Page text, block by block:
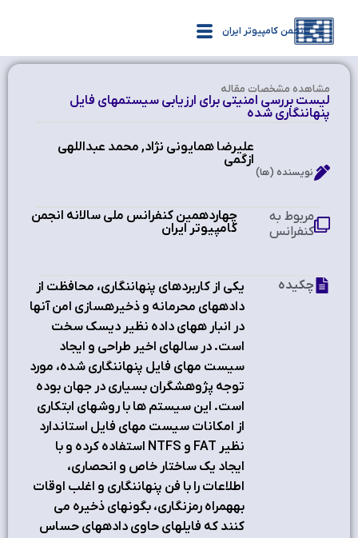
انجمن کامپیوتر ایران
مشاهده‌ مشخصات مقاله
ليست بررسي امنيتي براي ارزيابي سيستمهاي فايل
پنهاننگاري شده
عليرضا همايوني نژاد, محمد عبداللهي
ازگمي
نویسنده (ها)
چهاردهمین کنفرانس ملی سالانه انجمن
کامپیوتر ایران
مربوط به
کنفرانس
يکي از کاربردهاي پنهاننگاري، محافظت از
دادههاي محرمانه و ذخيرهسازي امن آنها
در انبار ههاي داده نظير ديسک سخت
است. در سالهاي اخير طراحي و ايجاد
سيست مهاي فايل پنهاننگاري شده، مورد
توجه پژوهشگران بسياري در جهان بوده
است. اين سيستم ها با روشهاي ابتکاري
از امکانات سيست مهاي فايل استاندارد
نظير FAT و NTFS استفاده کرده و با
ايجاد يک ساختار خاص و انحصاري،
اطلاعات را با فن پنهاننگاري و اغلب اوقات
بههمراه رمزنگاري، بگونهاي ذخيره مي
کنند که فايلهاي حاوي دادههاي حساس
چکیده